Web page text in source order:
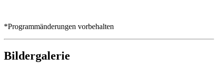
*Programmänderungen vorbehalten
Bildergalerie